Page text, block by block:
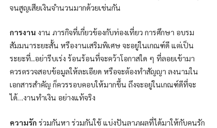
จนสูญเสียเงินจำนวนมากด้วยเช่นกัน
การงานงาน ภารกิจที่เกี่ยวข้องกับท่องเที่ยว การศึกษา อบรม
สัมมนาระยะสั้น หรืองานเสริมพิเศษ จะอยู่ในเกณฑ์ดี แต่เป็น
ระยะที่..อย่ารีบเร่ง ร้อนร้อนที่จะคว้าโอกาสใด ๆ ที่ลอยเข้ามา
ควรตรวจสอบข้อมูลให้ละเอียด หรือจะต้องทำสัญญา ลงนามใน
เอกสารสำคัญ ก็ควรรอบคอบให้มากขึ้น ถึงจะอยู่ในเกณฑ์ดีที่จะ
ได้…งานทำเงิน อย่างแท้จริง
ความรัก ร่วมกันหา ร่วมกันใช้ แบ่งปันลาภผลที่ได้มาให้กับคนรัก